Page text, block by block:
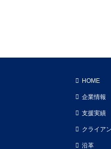
HOME
企業情報
支援実績
クライア
沿革